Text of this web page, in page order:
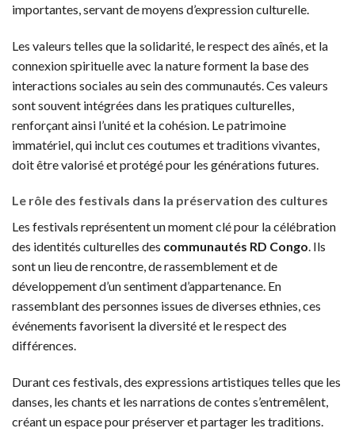
importantes, servant de moyens d’expression culturelle.
Les valeurs telles que la solidarité, le respect des aînés, et la
connexion spirituelle avec la nature forment la base des
interactions sociales au sein des communautés. Ces valeurs
sont souvent intégrées dans les pratiques culturelles,
renforçant ainsi l’unité et la cohésion. Le patrimoine
immatériel, qui inclut ces coutumes et traditions vivantes,
doit être valorisé et protégé pour les générations futures.
Le rôle des festivals dans la préservation des cultures
Les festivals représentent un moment clé pour la célébration
des identités culturelles des communautés RD Congo. Ils
sont un lieu de rencontre, de rassemblement et de
développement d’un sentiment d’appartenance. En
rassemblant des personnes issues de diverses ethnies, ces
événements favorisent la diversité et le respect des
différences.
Durant ces festivals, des expressions artistiques telles que les
danses, les chants et les narrations de contes s’entremêlent,
créant un espace pour préserver et partager les traditions.